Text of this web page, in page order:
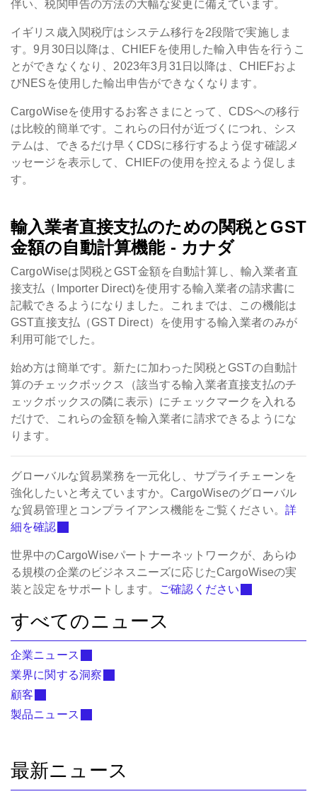
伴い、税関申告の方法の大幅な変更に備えています。
イギリス歳入関税庁はシステム移行を2段階で実施しま
す。9月30日以降は、CHIEFを使用した輸入申告を行うこ
とができなくなり、2023年3月31日以降は、CHIEFおよ
びNESを使用した輸出申告ができなくなります。
CargoWiseを使用するお客さまにとって、CDSへの移行
は比較的簡単です。これらの日付が近づくにつれ、シス
テムは、できるだけ早くCDSに移行するよう促す確認メ
ッセージを表示して、CHIEFの使用を控えるよう促しま
す。
輸入業者直接支払のための関税とGST
金額の自動計算機能 - カナダ
CargoWiseは関税とGST金額を自動計算し、輸入業者直
接支払（Importer Direct)を使用する輸入業者の請求書に
記載できるようになりました。これまでは、この機能は
GST直接支払（GST Direct）を使用する輸入業者のみが
利用可能でした。
始め方は簡単です。新たに加わった関税とGSTの自動計
算のチェックボックス（該当する輸入業者直接支払のチ
ェックボックスの隣に表示）にチェックマークを入れる
だけで、これらの金額を輸入業者に請求できるようにな
ります。
グローバルな貿易業務を一元化し、サプライチェーンを
強化したいと考えていますか。CargoWiseのグローバル
な貿易管理とコンプライアンス機能をご覧ください。 詳
細を確認
世界中のCargoWiseパートナーネットワークが、あらゆ
る規模の企業のビジネスニーズに応じたCargoWiseの実
装と設定をサポートします。
ご確認ください
すべてのニュース
企業ニュース
業界に関する洞察
顧客
製品ニュース
最新ニュース